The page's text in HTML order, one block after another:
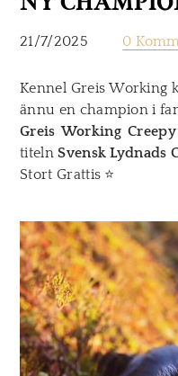
21/7/2025 0
Kennel Greis Working
ännu en champion i
Greis Working Creepy
titelnSvensk Lydnads
Stort Grattis ⭐️